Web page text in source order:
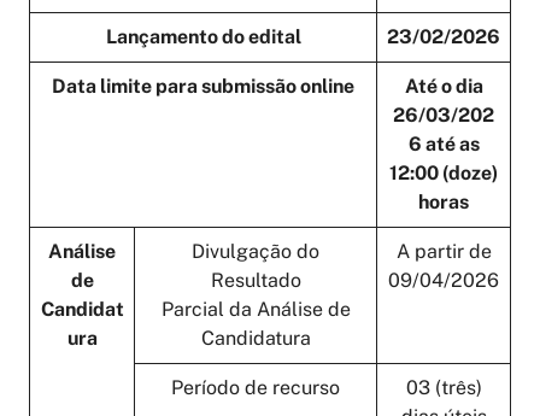
Lançamento do edital 23/02/2026
Data limite para submissão online
Até o dia
26/03/202
6 até as
12:00 (doze)
horas
Análise
de
Candidat
ura
Divulgação do
Resultado
Parcial da Análise de
Candidatura
A partir de
09/04/2026
Período de recurso
03 (três)